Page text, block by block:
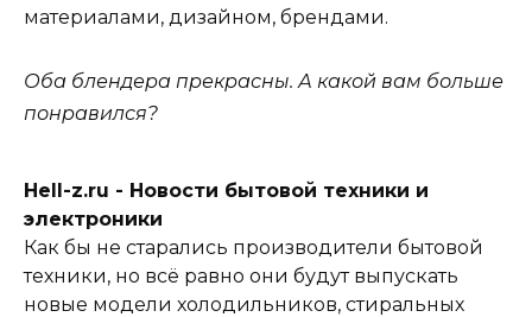
материалами, дизайном, брендами.
Оба блендера прекрасны. А какой вам больше
понравился?
Hell-z.ru - Новости бытовой техники и
электроники
Как бы не старались производители бытовой
техники, но всё равно они будут выпускать
новые модели холодильников, стиральных